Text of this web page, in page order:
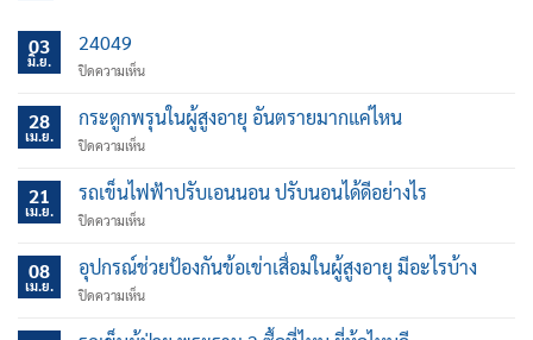
03
มิ.ย.
24049
ปิดความเห็นบน
28
เม.ย.
กระดูกพรุนในผู้สูงอายุ อันตรายมากแค่ไหน
ปิดความเห็นบน
พรุน
ใน
ผู้
อายุ
มาก
21
เม.ย.
รถเข็นไฟฟ้าปรับเอนนอน ปรับนอนได้ดีอย่างไร
ปิดความเห็นบน
เข็น
ไฟฟ้า
ปรับ
08
เม.ย.
อุปกรณ์ช่วยป้องกันข้อเข่าเสื่อมในผู้สูงอายุ มีอะไรบ้าง
ปิดความเห็นบน
ช่วย